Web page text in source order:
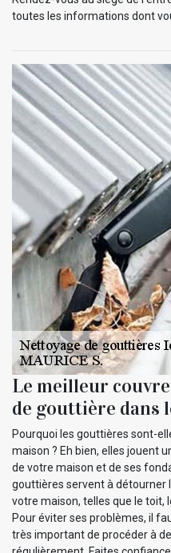
toutes les informations dont
Le meilleur
de gouttière dans
Pourquoi les gouttières sont-
maison ? Eh bien, elles jouent
de votre maison et de ses
gouttières servent à détourner
votre maison, telles que le toit,
Pour éviter ses problèmes, il
très important de procéder à